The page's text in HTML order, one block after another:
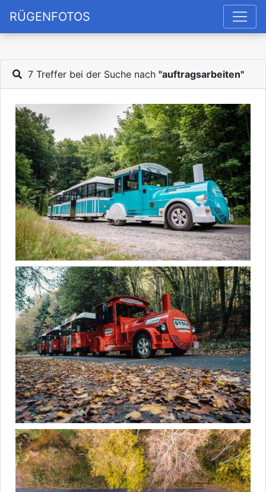
RÜGENFOTOS
7 Treffer bei der Suche nach "auftragsarbeiten"